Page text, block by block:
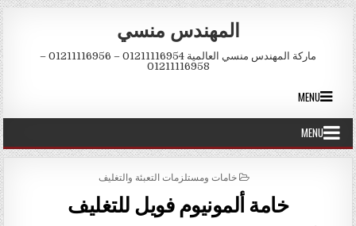
Skip to content
المهندس منسي
ماركة المهندس منسي العالمية 01211116954 – 01211116956 –
01211116958
MENU
MENU
POSTED IN
خامات ومستلزمات التعبئة والتغليف
خامة ألمونيوم فويل للتغليف